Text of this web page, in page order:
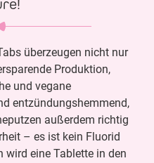
überzeugen nicht nur
Produktion,
und vegane
entzündungshemmend,
außerdem richtig
– es ist kein Fluorid
wird eine Tablette in den